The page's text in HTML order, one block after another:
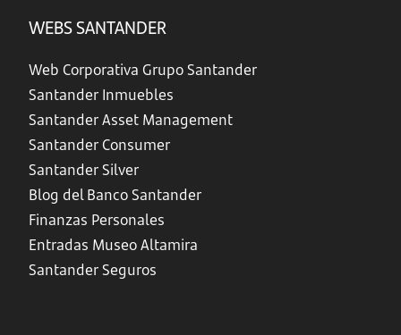
WEBS SANTANDER
Web Corporativa Grupo Santander
Santander Inmuebles
Santander Asset Management
Santander Consumer
Santander Silver
Blog del Banco Santander
Finanzas Personales
Entradas Museo Altamira
Santander Seguros